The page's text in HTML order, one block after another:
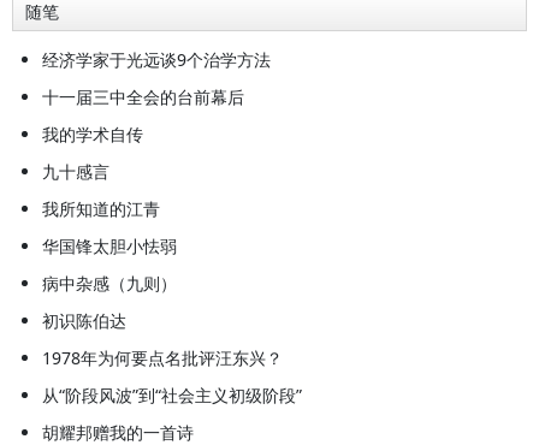
会主义初级阶段的经济》、《经济社
会发展战略》、《于氏简明社会主义
随笔
经济学家于光远谈9个治学方法
十一届三中全会的台前幕后
我的学术自传
九十感言
我所知道的江青
华国锋太胆小怯弱
病中杂感（九则）
初识陈伯达
1978年为何要点名批评汪东兴？
从“阶段风波”到“社会主义初级阶段”
胡耀邦赠我的一首诗